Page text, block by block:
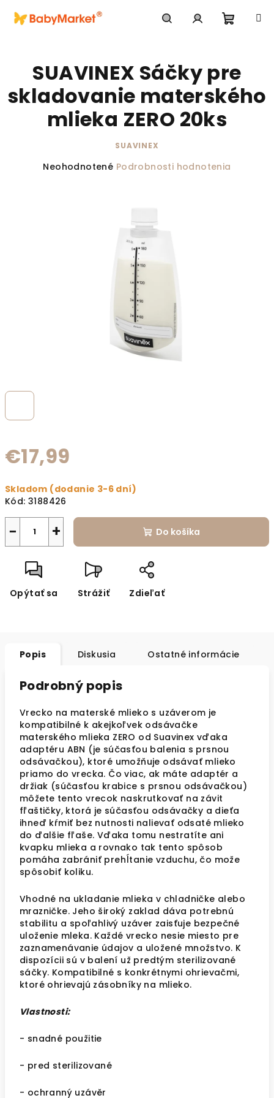
€17,99
Skladom (dodanie 3-6 dní)
Kód: 3188426
+
− Do košíka
Opýtať sa Strážiť Zdieľať
SUAVINEX Sáčky pre
skladovanie materského
mlieka ZERO 20ks
SUAVINEX
Priemerné hodnotenie produktu je 0,0 z 5
Neohodnotené Podrobnosti hodnotenia
Popis Diskusia Ostatné informácie
Podrobný popis
Vrecko na materské mlieko s uzáverom je
kompatibilné k akejkoľvek odsávačke
materského mlieka ZERO od Suavinex vďaka
adaptéru ABN (je súčasťou balenia s prsnou
odsávačkou), ktoré umožňuje odsávať mlieko
priamo do vrecka. Čo viac, ak máte adaptér a
držiak (súčasťou krabice s prsnou odsávačkou)
môžete tento vrecok naskrutkovať na závit
fľaštičky, ktorá je súčasťou odsávačky a dieťa
ihneď kŕmiť bez nutnosti nalievať odsaté mlieko
do ďalšie fľaše. Vďaka tomu nestratíte ani
kvapku mlieka a rovnako tak tento spôsob
pomáha zabrániť prehĺtanie vzduchu, čo može
spôsobiť koliku.
Vhodné na ukladanie mlieka v chladničke alebo
mrazničke. Jeho široký zaklad dáva potrebnú
stabilitu a spoľahlivý uzáver zaisťuje bezpečné
uloženie mleka. Každé vrecko nesie miesto pre
zaznamenávanie údajov a uložené množstvo. K
dispozícii sú v balení už predtým sterilizované
sáčky. Kompatibilné s konkrétnymi ohrievačmi,
ktoré ohrievajú zásobníky na mlieko.
Vlastnosti:
- snadné použitie
- pred sterilizované
- ochranný uzávěr